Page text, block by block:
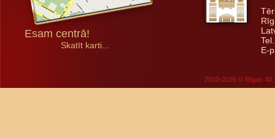
Esam centrā!
Skatīt karti...
E-
2010-2026 © Rīgas